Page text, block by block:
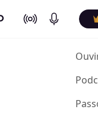
On Air Podcasts